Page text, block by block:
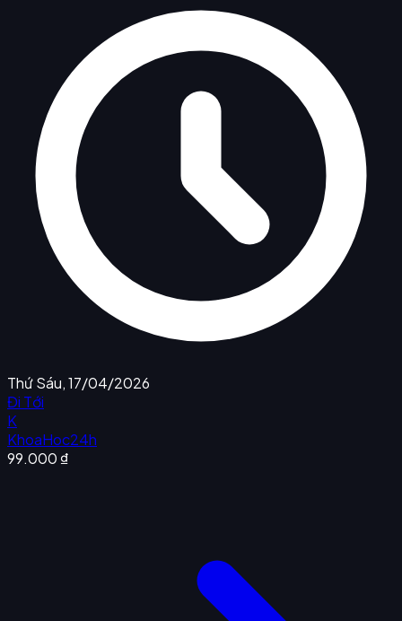
Thứ Sáu, 17/04/2026
Đi Tới
K
KhoaHoc24h
99.000 ₫